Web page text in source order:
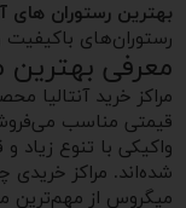
بهترین رستوران های
رستوران‌های باکیفیت و
معرفی بهترین
مراکز خرید آنتالیا
قیمتی مناسب
واکیکی با تنوع
شده‌اند. مراکز خریدی
میگروس از مهم‌ترین